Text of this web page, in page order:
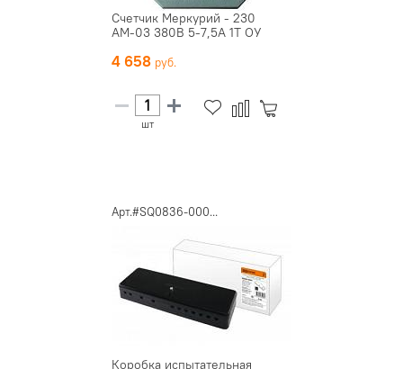
Счетчик Меркурий - 230
АМ-03 380В 5-7,5А 1Т ОУ
4 658
шт
Арт.#SQ0836-000...
Коробка испытательная